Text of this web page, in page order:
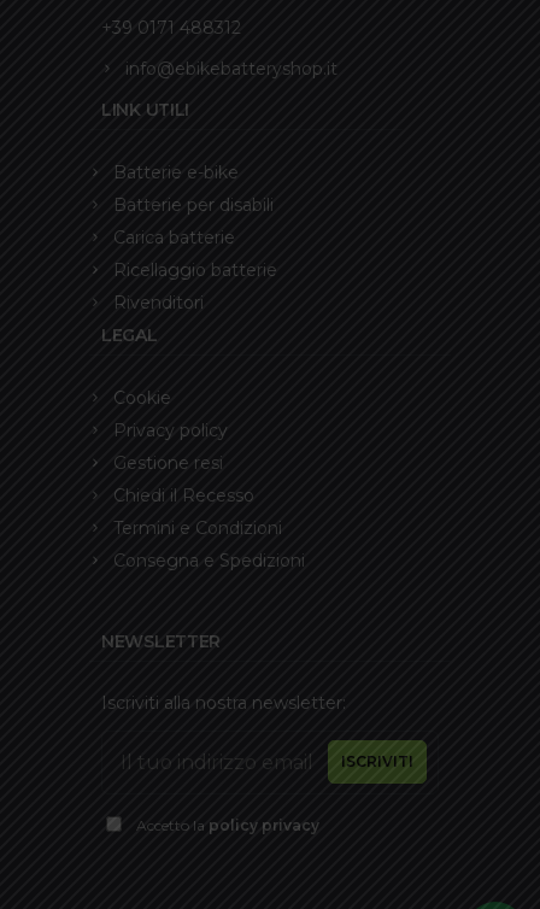
+39 0171 488312
info@ebikebatteryshop.it
LINK UTILI
Batterie e-bike
Batterie per disabili
Carica batterie
Ricellaggio batterie
Rivenditori
LEGAL
Cookie
Privacy policy
Gestione resi
Chiedi il Recesso
Termini e Condizioni
Consegna e Spedizioni
NEWSLETTER
Iscriviti alla nostra newsletter:
Accetto la policy privacy